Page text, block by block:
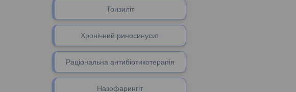
Тонзиліт
Хронічний риносинусит
Раціональна антибіотикотерапія
Назофарингіт